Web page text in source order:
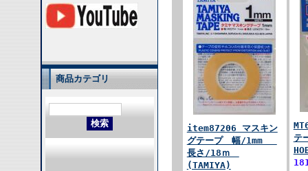
商品カテゴリ
item87206 マスキン
グテープ 幅/1mm
長さ/18ｍ
(TAMIYA)
テ